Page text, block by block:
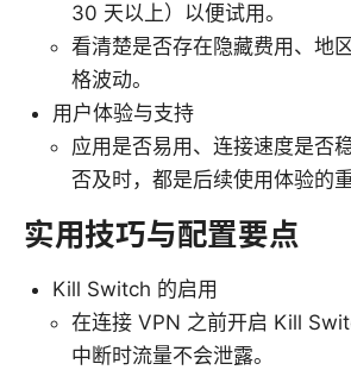
30 天以上）以便试用。
看清楚是否存在隐藏费用、地
格波动。
用户体验与支持
应用是否易用、连接速度是否
否及时，都是后续使用体验的重
实用技巧与配置要点
Kill Switch 的启用
在连接 VPN 之前开启 Kill
中断时流量不会泄露。